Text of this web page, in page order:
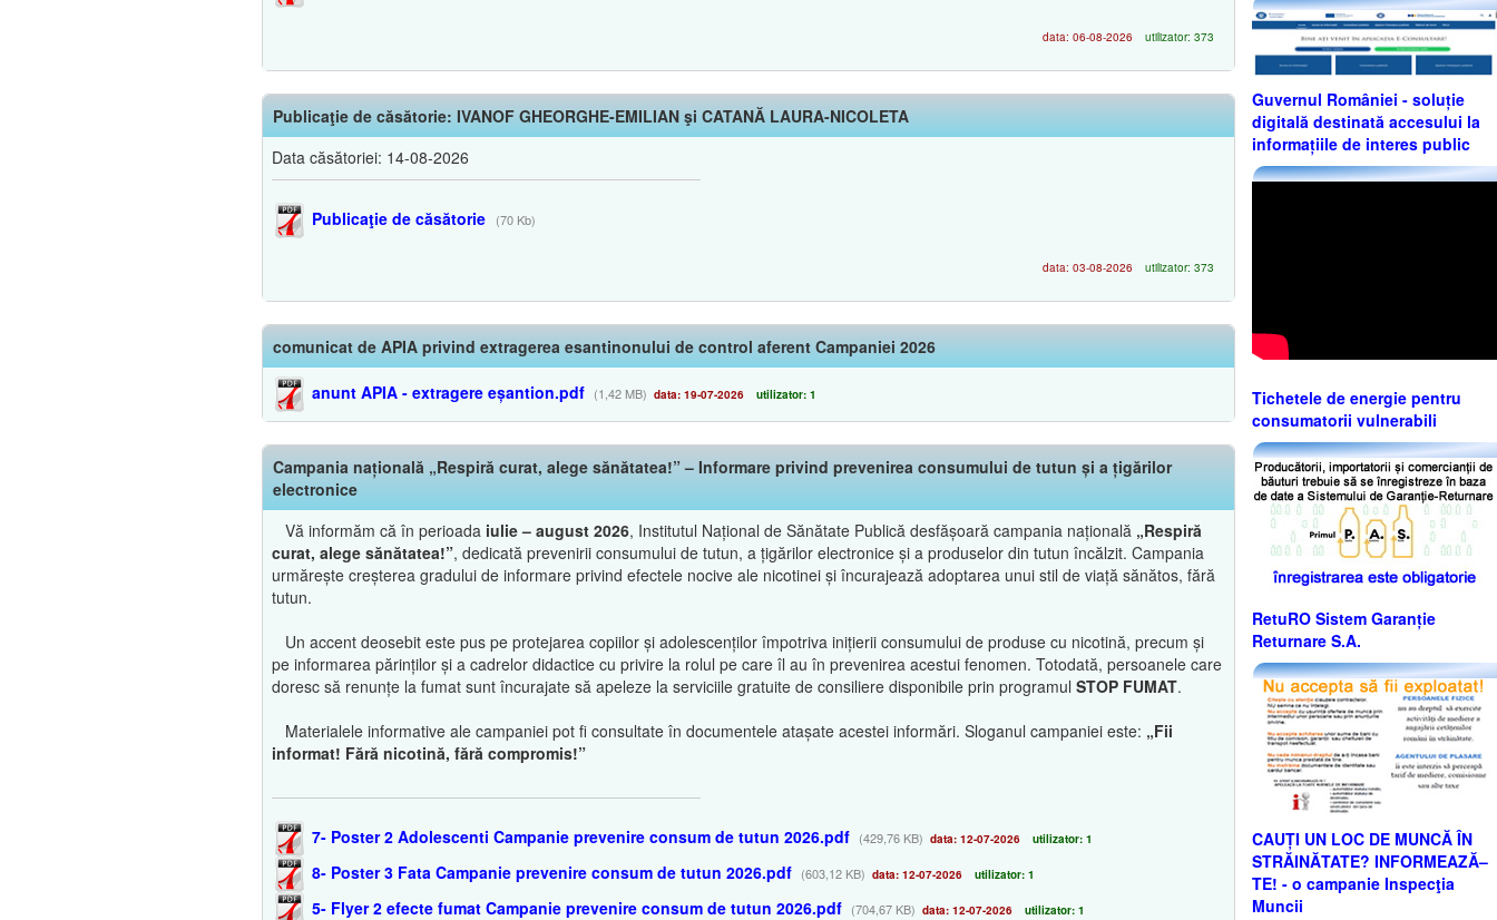
data: 06-08-2026 utilizator: 373
Publicaţie de căsătorie: IVANOF GHEORGHE-EMILIAN şi CATANĂ LAURA-NICOLETA
Data căsătoriei: 14-08-2026
Publicaţie de căsătorie (70 Kb)
data: 03-08-2026 utilizator: 373
comunicat de APIA privind extragerea esantinonului de control aferent Campaniei 2026
anunt APIA - extragere eșantion.pdf (1,42 MB) data: 19-07-2026 utilizator: 1
Campania națională „Respiră curat, alege sănătatea!” – Informare privind prevenirea consumului de tutun și a țigărilor
electronice
Vă informăm că în perioada iulie – august 2026, Institutul Național de Sănătate Publică desfășoară campania națională „Respiră
curat, alege sănătatea!”, dedicată prevenirii consumului de tutun, a țigărilor electronice și a produselor din tutun încălzit. Campania
urmărește creșterea gradului de informare privind efectele nocive ale nicotinei și încurajează adoptarea unui stil de viață sănătos, fără
tutun.
Un accent deosebit este pus pe protejarea copiilor și adolescenților împotriva inițierii consumului de produse cu nicotină, precum și
pe informarea părinților și a cadrelor didactice cu privire la rolul pe care îl au în prevenirea acestui fenomen. Totodată, persoanele care
doresc să renunțe la fumat sunt încurajate să apeleze la serviciile gratuite de consiliere disponibile prin programul STOP FUMAT.
Materialele informative ale campaniei pot fi consultate în documentele atașate acestei informări. Sloganul campaniei este: „Fii
informat! Fără nicotină, fără compromis!”
7- Poster 2 Adolescenti Campanie prevenire consum de tutun 2026.pdf (429,76 KB) data: 12-07-2026 utilizator: 1
8- Poster 3 Fata Campanie prevenire consum de tutun 2026.pdf (603,12 KB) data: 12-07-2026 utilizator: 1
5- Flyer 2 efecte fumat Campanie prevenire consum de tutun 2026.pdf (704,67 KB) data: 12-07-2026 utilizator: 1
Guvernul României - soluție
digitală destinată accesului la
informațiile de interes public
Tichetele de energie pentru
consumatorii vulnerabili
RetuRO Sistem Garanție
Returnare S.A.
CAUȚI UN LOC DE MUNCĂ ÎN
STRĂINĂTATE? INFORMEAZĂ–
TE! - o campanie Inspecţia
Muncii